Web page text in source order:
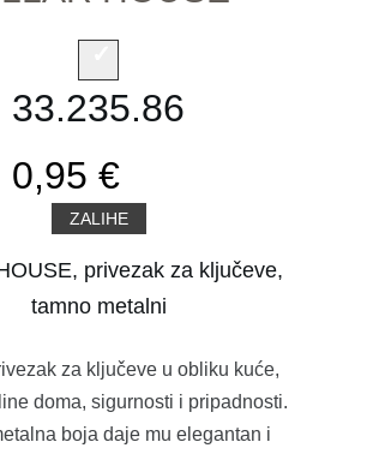
33.235.86
0,95 €
ZALIHE
privezak za ključeve,
tamno metalni
za ključeve u obliku kuće,
doma, sigurnosti i pripadnosti.
boja daje mu elegantan i